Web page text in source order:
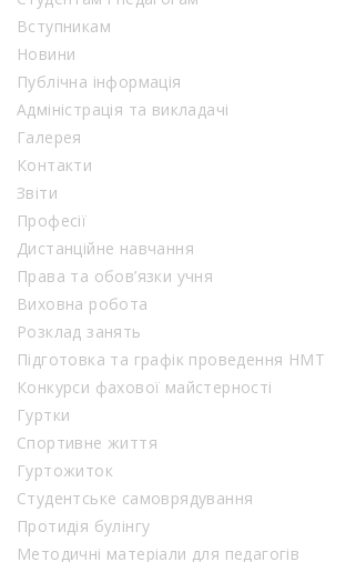
Вступникам
Новини
Публічна інформація
Адміністрація та викладачі
Галерея
Контакти
Звіти
Професії
Дистанційне навчання
Права та обов’язки учня
Виховна робота
Розклад занять
Підготовка та графік проведення НМТ
Конкурси фахової майстерності
Гуртки
Спортивне життя
Гуртожиток
Студентське самоврядування
Протидія булінгу
Методичні матеріали для педагогів